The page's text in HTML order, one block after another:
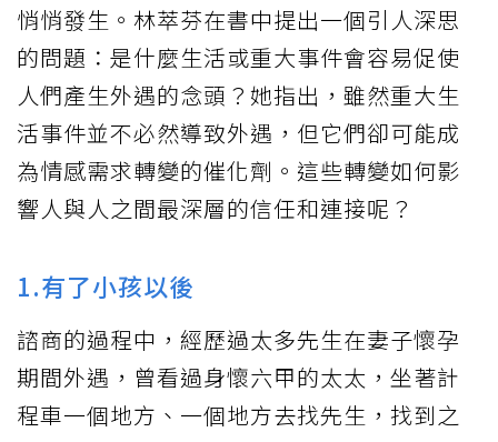
悄悄發生。林萃芬在書中提出一個引人深思
的問題：是什麼生活或重大事件會容易促使
人們產生外遇的念頭？她指出，雖然重大生
活事件並不必然導致外遇，但它們卻可能成
為情感需求轉變的催化劑。這些轉變如何影
響人與人之間最深層的信任和連接呢？
1.有了小孩以後
諮商的過程中，經歷過太多先生在妻子懷孕
期間外遇，曾看過身懷六甲的太太，坐著計
程車一個地方、一個地方去找先生，找到之